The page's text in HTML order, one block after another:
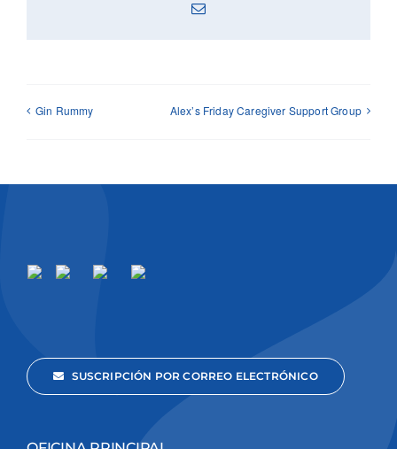
Email
Gin Rummy Alex’s Friday Caregiver Support Group
SUSCRIPCIÓN POR CORREO ELECTRÓNICO